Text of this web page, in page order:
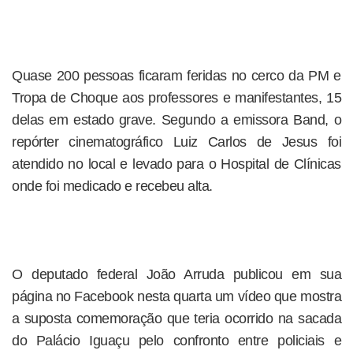
Quase 200 pessoas ficaram feridas no cerco da PM e
Tropa de Choque aos professores e manifestantes, 15
delas em estado grave. Segundo a emissora Band, o
repórter cinematográfico Luiz Carlos de Jesus foi
atendido no local e levado para o Hospital de Clínicas
onde foi medicado e recebeu alta.
O deputado federal João Arruda publicou em sua
página no Facebook nesta quarta um vídeo que mostra
a suposta comemoração que teria ocorrido na sacada
do Palácio Iguaçu pelo confronto entre policiais e